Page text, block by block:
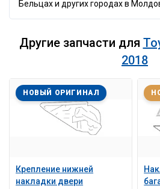
Бельцах и других городах в
Другие запчасти для
2018
Крепление нижней
накладки двери
НОВЫЙ ОРИГИНАЛ